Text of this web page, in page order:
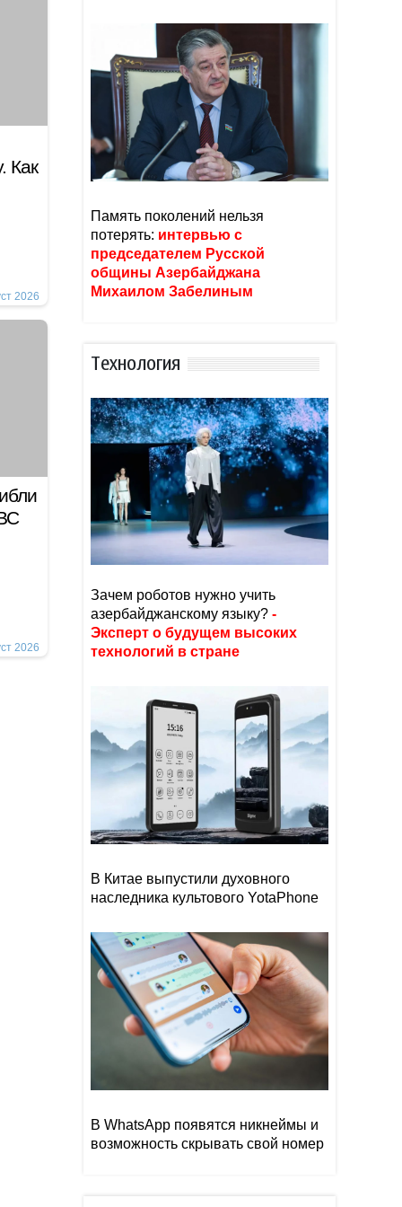
Как
2026
2026
Память поколений нельзя
потерять: интервью с
председателем Русской
общины Азербайджана
Михаилом Забелиным
Тexнoлoгия
Зачем роботов нужно учить
азербайджанскому языку? -
Эксперт о будущем высоких
технологий в стране
В Китае выпустили духовного
наследника культового YotaPhone
В WhatsApp появятся никнеймы и
возможность скрывать свой номер